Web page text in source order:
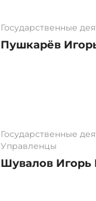
Государственные
Пушкарёв
Государственные
Управленцы
Шувалов Игорь